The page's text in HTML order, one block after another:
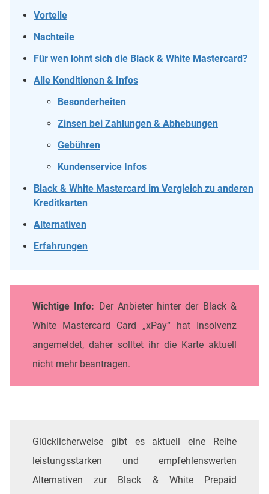
Vorteile
Nachteile
Für wen lohnt sich die Black & White Mastercard?
Alle Konditionen & Infos
Besonderheiten
Zinsen bei Zahlungen & Abhebungen
Gebühren
Kundenservice Infos
Black & White Mastercard im Vergleich zu anderen
Kreditkarten
Alternativen
Erfahrungen
Wichtige Info: Der Anbieter hinter der Black &
White Mastercard Card „xPay“ hat Insolvenz
angemeldet, daher solltet ihr die Karte aktuell
nicht mehr beantragen.
Glücklicherweise gibt es aktuell eine Reihe
leistungsstarken und empfehlenswerten
Alternativen zur Black & White Prepaid